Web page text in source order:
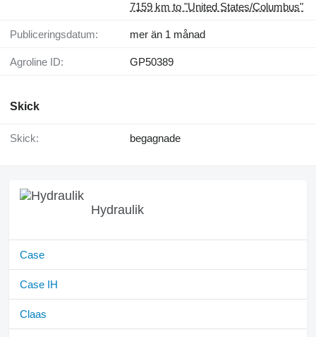
7159 km to "United States/Columbus"
Publiceringsdatum: mer än 1 månad
Agroline ID: GP50389
Skick
Skick: begagnade
Hydraulik
Case
Case IH
Claas